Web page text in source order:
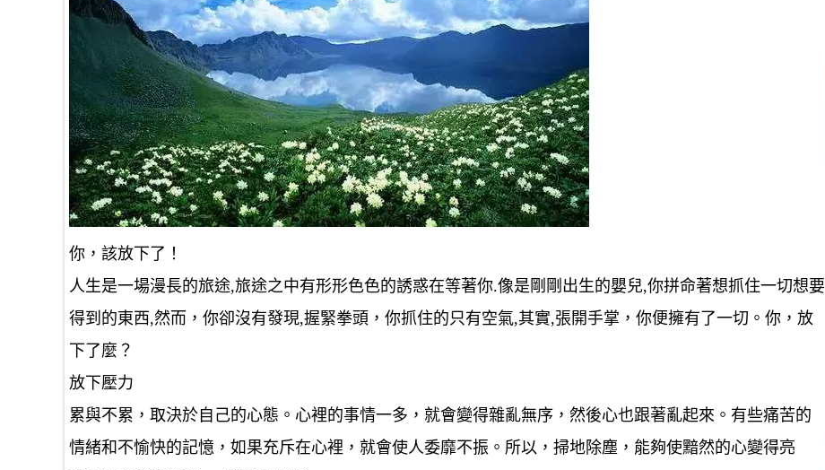
你，該放下了！
人生是一場漫長的旅途,旅途之中有形形色色的誘惑在等著你.像是剛剛出生的嬰兒,你拼命著想抓住一切想要
得到的東西,然而，你卻沒有發現,握緊拳頭，你抓住的只有空氣,其實,張開手掌，你便擁有了一切。你，放
下了麼？
放下壓力
累與不累，取決於自己的心態。心裡的事情一多，就會變得雜亂無序，然後心也跟著亂起來。有些痛苦的
情緒和不愉快的記憶，如果充斥在心裡，就會使人委靡不振。所以，掃地除塵，能夠使黯然的心變得亮